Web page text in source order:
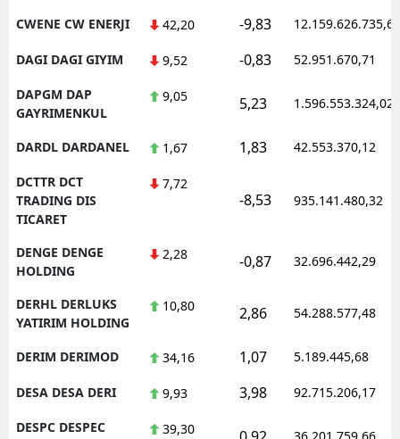
CWENE CW ENERJI 42,20 -9,83 12.159.626.735,62
DAGI DAGI GIYIM 9,52 -0,83 52.951.670,71
DAPGM DAP
GAYRIMENKUL
9,05 5,23 1.596.553.324,02
DARDL DARDANEL 1,67 1,83 42.553.370,12
DCTTR DCT
TRADING DIS
TICARET
7,72
-8,53 935.141.480,32
DENGE DENGE
HOLDING
2,28 -0,87 32.696.442,29
DERHL DERLUKS
YATIRIM HOLDING
10,80 2,86 54.288.577,48
DERIM DERIMOD 34,16 1,07 5.189.445,68
DESA DESA DERI 9,93 3,98 92.715.206,17
DESPC DESPEC
39,30